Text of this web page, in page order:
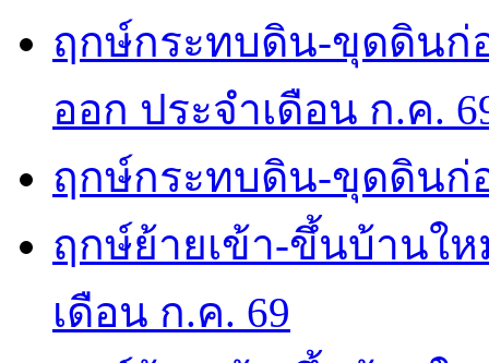
ฤกษ์กระทบดิน-ขุดดินก่
ออก ประจำเดือน ก.ค.
ฤกษ์กระทบดิน-ขุดดินก่
ฤกษ์ย้ายเข้า-ขึ้นบ้านใ
เดือน ก.ค. 69